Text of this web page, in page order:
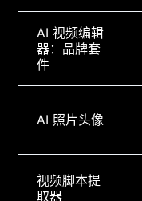
AI 视频编辑
器：品牌套
件
AI 照片头像
视频脚本提
取器